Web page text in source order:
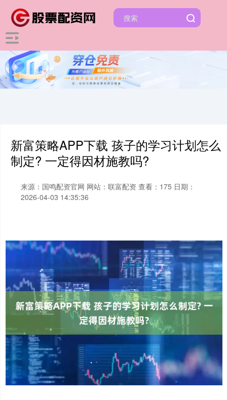
新富策略APP下载 孩子的学习计划怎么
制定? 一定得因材施教吗?
来源：国鸣配资官网 网站：联富配资 查看：175 日期：
2026-04-03 14:35:36